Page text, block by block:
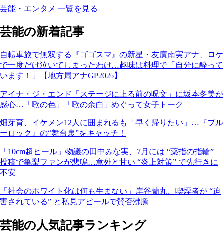
芸能・エンタメ 一覧を見る
芸能の新着記事
自転車旅で無双する『ゴゴスマ』の新星・友廣南実アナ、ロケ
で一度だけ泣いてしまったわけ…趣味は料理で「自分に酔って
います！」【地方局アナGP2026】
アイナ・ジ・エンド「ステージに上る前の呪文」に坂本冬美が
感心…「歌の色」「歌の余白」めぐって女子トーク
畑芽育、イケメン12人に囲まれるも「早く帰りたい」…『ブル
ーロック』の“舞台裏”をキャッチ！
「10cm超ヒール」物議の田中みな実、7月には “薬指の指輪”
投稿で亀梨ファンが悲鳴…意外と甘い “炎上対策” で先行きに
不安
「社会のホワイト化は何も生まない」岸谷蘭丸、喫煙者が “迫
害されている” と私見アピールで賛否沸騰
芸能の人気記事ランキング